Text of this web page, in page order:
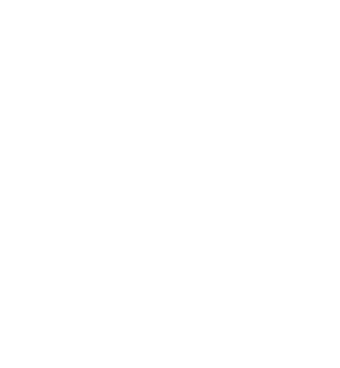
WITH STORIES®